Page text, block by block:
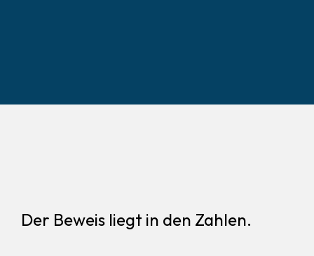
Der Beweis liegt in den Zahlen.